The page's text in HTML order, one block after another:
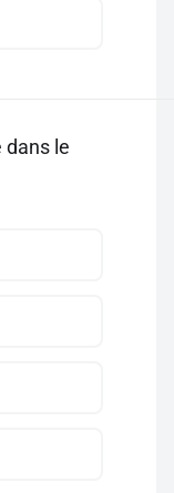
dans le